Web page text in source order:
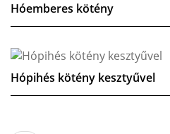
Hóemberes kötény
Hópihés kötény kesztyűvel